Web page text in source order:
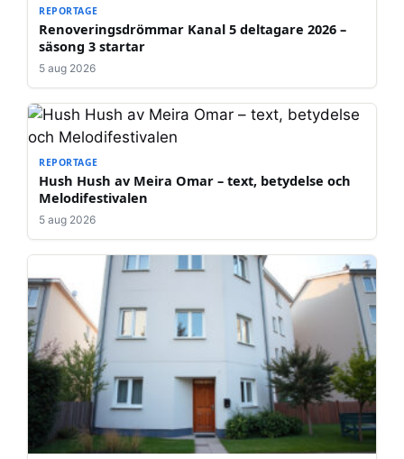
REPORTAGE
Renoveringsdrömmar Kanal 5 deltagare 2026 –
säsong 3 startar
5 aug 2026
REPORTAGE
Hush Hush av Meira Omar – text, betydelse och
Melodifestivalen
5 aug 2026